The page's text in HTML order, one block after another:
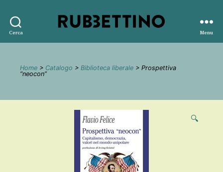
Cerca
editore
Menu
Home > Catalogo > Biblioteca liberale > Prospettiva
“neocon”
🔍